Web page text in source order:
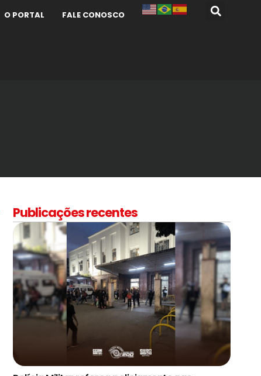
O PORTAL FALE CONOSCO
Publicações recentes